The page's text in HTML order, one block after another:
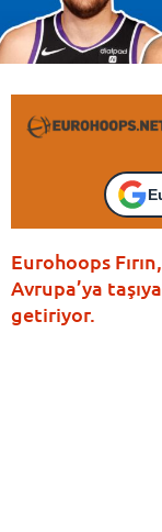
Eurohoops
Avrupa’ya
getiriyor.